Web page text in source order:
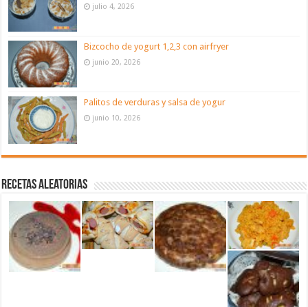
julio 4, 2026
Bizcocho de yogurt 1,2,3 con airfryer
junio 20, 2026
Palitos de verduras y salsa de yogur
junio 10, 2026
Recetas aleatorias